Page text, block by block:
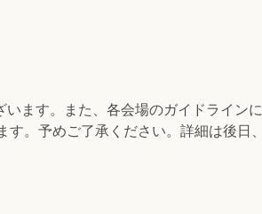
ます。また、各会場のガイドラインに
。予めご了承ください。詳細は後日、